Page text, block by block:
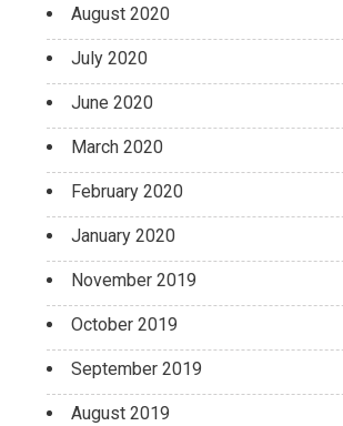
August 2020
July 2020
June 2020
March 2020
February 2020
January 2020
November 2019
October 2019
September 2019
August 2019